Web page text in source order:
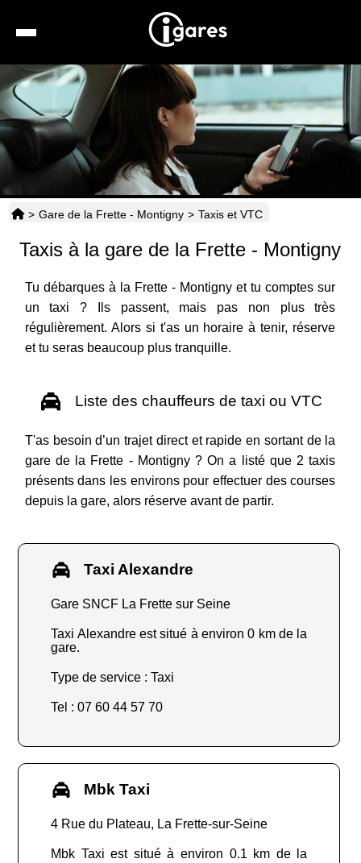
Recherche
Location de voiture
Hôtels
Taxis
Transports
> Gare de la Frette - Montigny > Taxis et VTC
Taxis à la gare de la Frette - Montigny
Tu débarques à la Frette - Montigny et tu comptes sur
un taxi ? Ils passent, mais pas non plus très
régulièrement. Alors si t'as un horaire à tenir, réserve
et tu seras beaucoup plus tranquille.
Liste des chauffeurs de taxi ou VTC
T'as besoin d’un trajet direct et rapide en sortant de la
gare de la Frette - Montigny ? On a listé que 2 taxis
présents dans les environs pour effectuer des courses
depuis la gare, alors réserve avant de partir.
Taxi Alexandre
Gare SNCF La Frette sur Seine
Taxi Alexandre est situé à environ 0 km de la
gare.
Type de service : Taxi
Tel : 07 60 44 57 70
Mbk Taxi
4 Rue du Plateau, La Frette-sur-Seine
Mbk Taxi est situé à environ 0.1 km de la